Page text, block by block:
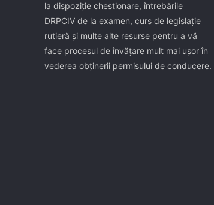
la dispoziţie chestionare, întrebările
DRPCIV de la examen, curs de legislaţie
rutieră şi multe alte resurse pentru a vă
face procesul de învăţare mult mai uşor în
vederea obţinerii permisului de conducere.